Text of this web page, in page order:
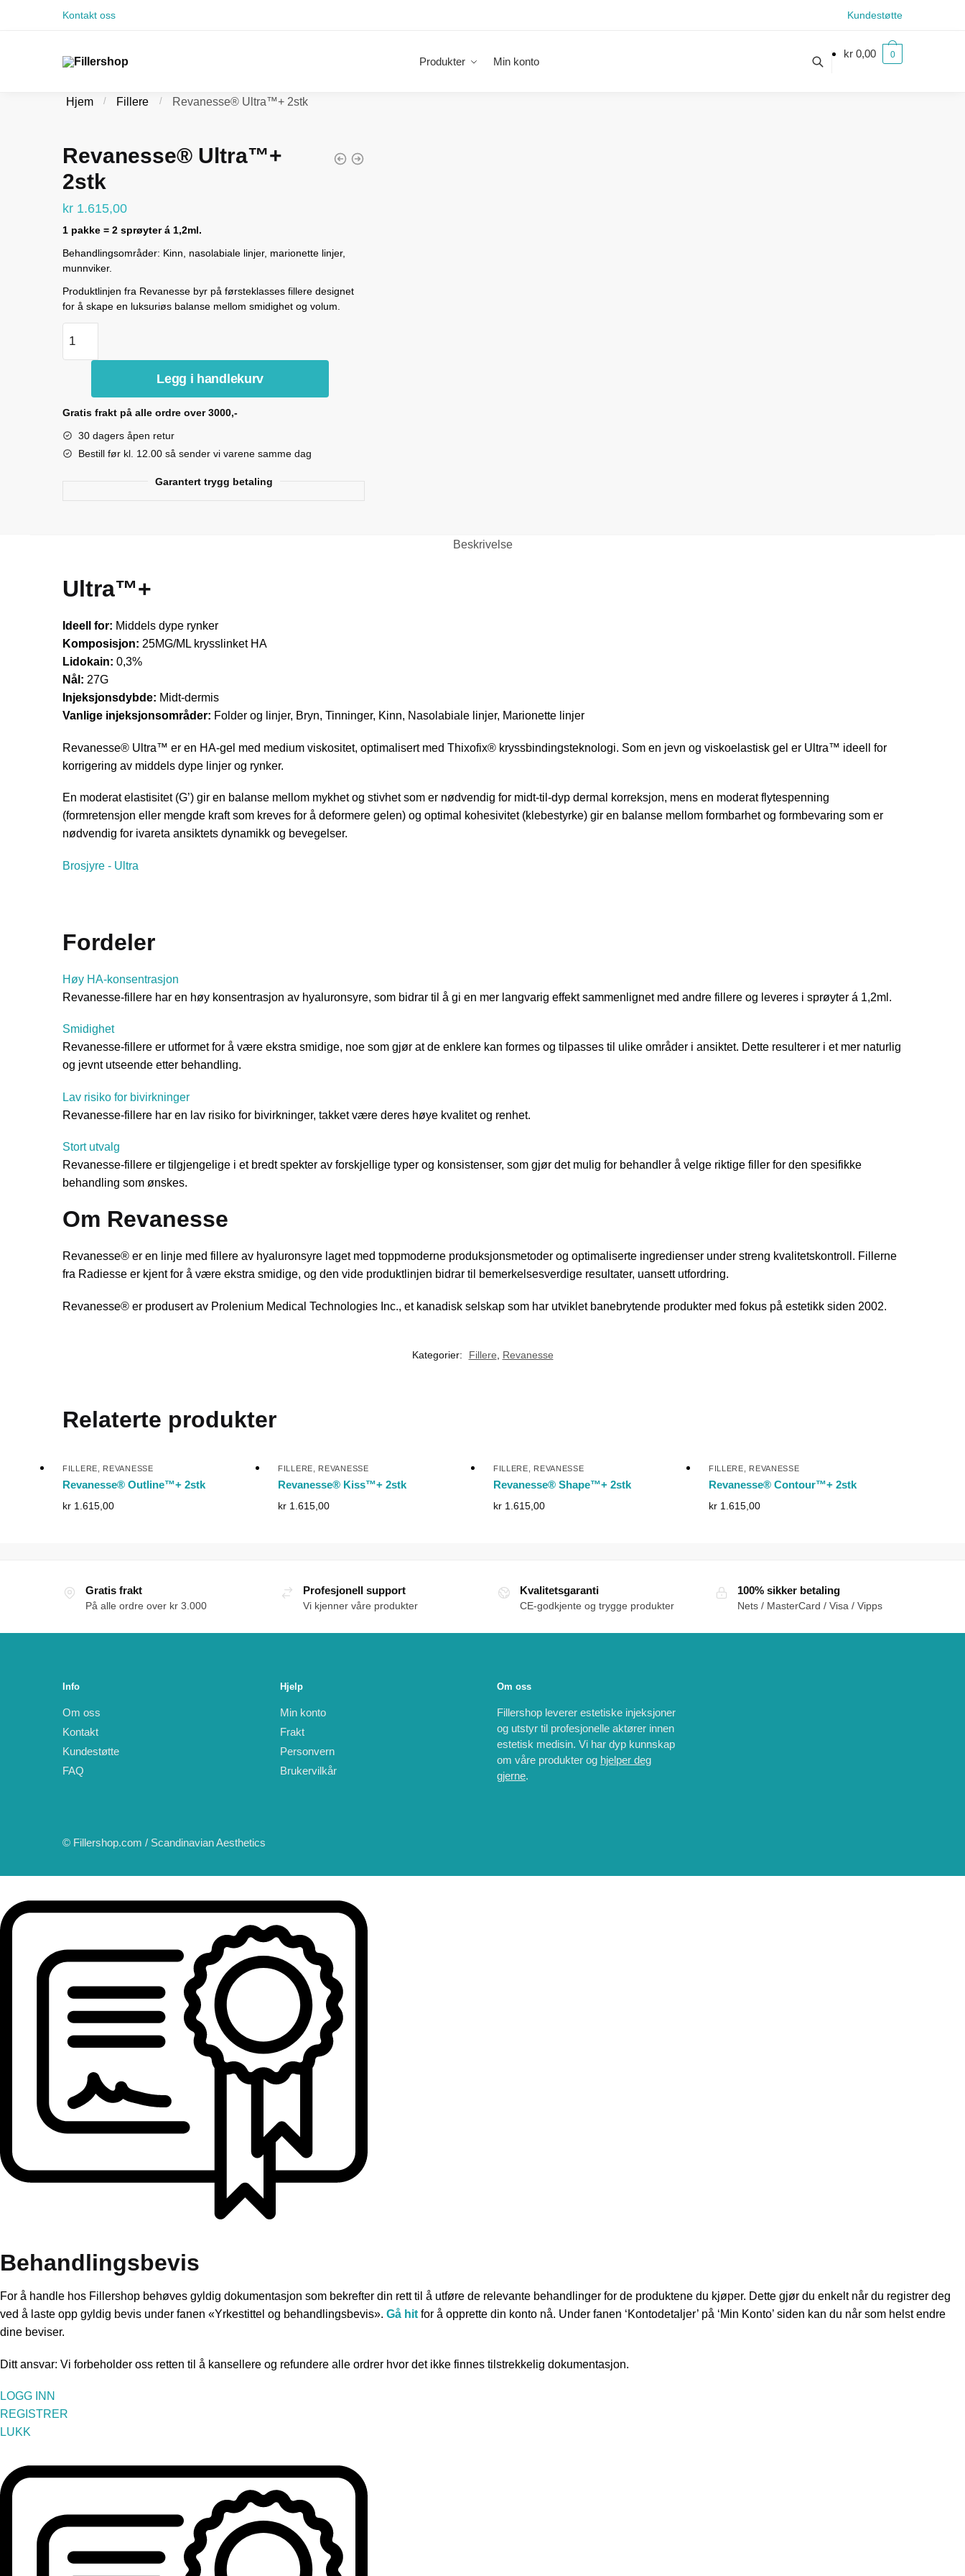
Skip to navigation
Skip to contentKontakt oss Kundestøtte
Produkter Min konto
kr 0,00 0
Hjem / Fillere / Revanesse® Ultra™+ 2stk
Revanesse® Ultra™+
2stk
kr 1.615,00
1 pakke = 2 sprøyter á 1,2ml.
Behandlingsområder: Kinn, nasolabiale linjer, marionette linjer,
munnviker.
Produktlinjen fra Revanesse byr på førsteklasses fillere designet
for å skape en luksuriøs balanse mellom smidighet og volum.
Legg i handlekurv
Gratis frakt på alle ordre over 3000,-
30 dagers åpen retur
Bestill før kl. 12.00 så sender vi varene samme dag
Garantert trygg betaling
Beskrivelse
Ultra™+
Ideell for: Middels dype rynker
Komposisjon: 25MG/ML krysslinket HA
Lidokain: 0,3%
Nål: 27G
Injeksjonsdybde: Midt-dermis
Vanlige injeksjonsområder: Folder og linjer, Bryn, Tinninger, Kinn, Nasolabiale linjer, Marionette linjer
Revanesse® Ultra™ er en HA-gel med medium viskositet, optimalisert med Thixofix® kryssbindingsteknologi. Som en jevn og viskoelastisk gel er Ultra™ ideell for
korrigering av middels dype linjer og rynker.
En moderat elastisitet (G’) gir en balanse mellom mykhet og stivhet som er nødvendig for midt-til-dyp dermal korreksjon, mens en moderat flytespenning
(formretensjon eller mengde kraft som kreves for å deformere gelen) og optimal kohesivitet (klebestyrke) gir en balanse mellom formbarhet og formbevaring som er
nødvendig for ivareta ansiktets dynamikk og bevegelser.
Brosjyre - Ultra
Fordeler
Høy HA-konsentrasjon
Revanesse-fillere har en høy konsentrasjon av hyaluronsyre, som bidrar til å gi en mer langvarig effekt sammenlignet med andre fillere og leveres i sprøyter á 1,2ml.
Smidighet
Revanesse-fillere er utformet for å være ekstra smidige, noe som gjør at de enklere kan formes og tilpasses til ulike områder i ansiktet. Dette resulterer i et mer naturlig
og jevnt utseende etter behandling.
Lav risiko for bivirkninger
Revanesse-fillere har en lav risiko for bivirkninger, takket være deres høye kvalitet og renhet.
Stort utvalg
Revanesse-fillere er tilgjengelige i et bredt spekter av forskjellige typer og konsistenser, som gjør det mulig for behandler å velge riktige filler for den spesifikke
behandling som ønskes.
Om Revanesse
Revanesse® er en linje med fillere av hyaluronsyre laget med toppmoderne produksjonsmetoder og optimaliserte ingredienser under streng kvalitetskontroll. Fillerne
fra Radiesse er kjent for å være ekstra smidige, og den vide produktlinjen bidrar til bemerkelsesverdige resultater, uansett utfordring.
Revanesse® er produsert av Prolenium Medical Technologies Inc., et kanadisk selskap som har utviklet banebrytende produkter med fokus på estetikk siden 2002.
Kategorier: Fillere, Revanesse
Relaterte produkter
FILLERE REVANESSE
Revanesse® Outline™+ 2stk
kr 1.615,00
FILLERE REVANESSE
Revanesse® Kiss™+ 2stk
kr 1.615,00
FILLERE REVANESSE
Revanesse® Shape™+ 2stk
kr1.615,00
FILLERE REVANESSE
Revanesse® Contour™+ 2stk
kr1.615,00
Gratis frakt
På alle ordre over kr 3.000
Profesjonell support
Vi kjenner våre produkter
Kvalitetsgaranti
CE-godkjente og trygge produkter
100% sikker betaling
Nets / MasterCard / Visa / Vipps
Info
Om oss
Kontakt
Kundestøtte
FAQ
Hjelp
Min konto
Frakt
Personvern
Brukervilkår
Om oss
Fillershop leverer estetiske injeksjoner
og utstyr til profesjonelle aktører innen
estetisk medisin. Vi har dyp kunnskap
om våre produkter og hjelper deg
gjerne.
© Fillershop.com / Scandinavian Aesthetics
Behandlingsbevis
For å handle hos Fillershop behøves gyldig dokumentasjon som bekrefter din rett til å utføre de relevante behandlinger for de produktene du kjøper. Dette gjør du enkelt når du registrer deg
ved å laste opp gyldig bevis under fanen «Yrkestittel og behandlingsbevis». Gå hit for å opprette din konto nå. Under fanen ‘Kontodetaljer’ på ‘Min Konto’ siden kan du når som helst endre
dine beviser.
Ditt ansvar: Vi forbeholder oss retten til å kansellere og refundere alle ordrer hvor det ikke finnes tilstrekkelig dokumentasjon.
LOGG INN
REGISTRER
LUKK